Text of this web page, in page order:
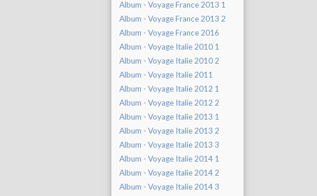
Album - Voyage France 2013 1
Album - Voyage France 2013 2
Album - Voyage France 2016
Album - Voyage Italie 2010 1
Album - Voyage Italie 2010 2
Album - Voyage Italie 2011
Album - Voyage Italie 2012 1
Album - Voyage Italie 2012 2
Album - Voyage Italie 2013 1
Album - Voyage Italie 2013 2
Album - Voyage Italie 2013 3
Album - Voyage Italie 2014 1
Album - Voyage Italie 2014 2
Album - Voyage Italie 2014 3